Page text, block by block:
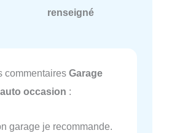
renseigné
commentaires Garage
occasion :
garage je recommande.